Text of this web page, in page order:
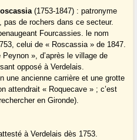
(1753-1847) : patronyme
de rochers dans ce secteur.
Fourcassies. le nom
celui de « Roscassia » de 1847.
», d’après le village de
opposé à Verdelais.
une ancienne carrière et une grotte
attendrait « Roquecave » ; c’est
en Gironde).
à Verdelais dès 1753.